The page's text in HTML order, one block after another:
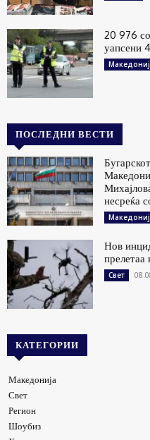
20 976
уапсени
ПОСЛЕДНИ ВЕСТИ
несреќа
Нов
прелетаа
Свет
КАТЕГОРИИ
Македонија
Свет
Регион
Шоубиз